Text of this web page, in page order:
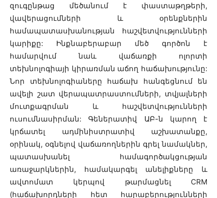
զուգընթաց մեծանում է փաստաթղթերի,
վավերացումների և օրենքներին
համապատասխանության հաշվետվությունների
կարիքը: Ինքնաբերաբար մեծ գործոն է
համարվում նաև վաճառքի ոլորտի
տեխնոլոգիայի կիրառման աճող հաճախությունը:
Նոր տեխնոլոգիաները հաճախ հանգեցնում են
ավելի շատ վերապատրաստումների, տվյալների
մուտքագրման և հաշվետվությունների
ուսումնասիրման: Գեներատիվ ԱԲ-ն կարող է
կրճատել ադմինիստրատիվ աշխատանքը,
օրինակ, օգնելով վաճառողներին գրել նամակներ,
պատասխանել համագործակցության
առաջարկներին, համակարգել անելիքները և
ավտոմատ կերպով թարմացնել CRM
(հաճախորդների հետ հարաբերությունների